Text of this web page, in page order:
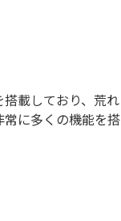
載しており、荒
に多くの機能を